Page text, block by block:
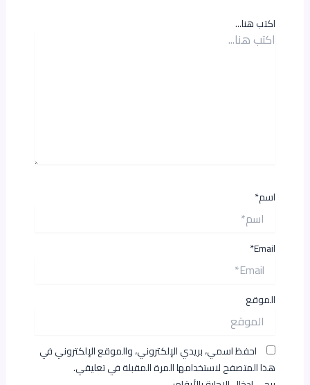
اكتب هنا...
اسم*
Email*
الموقع
احفظ اسمي، بريدي الإلكتروني، والموقع الإلكتروني في
هذا المتصفح لاستخدامها المرة المقبلة في تعليقي.